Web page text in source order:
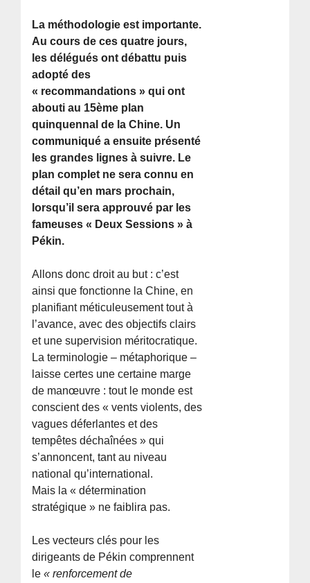
La méthodologie est importante.
Au cours de ces quatre jours,
les délégués ont débattu puis
adopté des
« recommandations » qui ont
abouti au 15ème plan
quinquennal de la Chine. Un
communiqué a ensuite présenté
les grandes lignes à suivre. Le
plan complet ne sera connu en
détail qu’en mars prochain,
lorsqu’il sera approuvé par les
fameuses « Deux Sessions » à
Pékin.
Allons donc droit au but : c’est
ainsi que fonctionne la Chine, en
planifiant méticuleusement tout à
l’avance, avec des objectifs clairs
et une supervision méritocratique.
La terminologie – métaphorique –
laisse certes une certaine marge
de manœuvre : tout le monde est
conscient des « vents violents, des
vagues déferlantes et des
tempêtes déchaînées » qui
s’annoncent, tant au niveau
national qu’international.
Mais la « détermination
stratégique » ne faiblira pas.
Les vecteurs clés pour les
dirigeants de Pékin comprennent
le« renforcement de